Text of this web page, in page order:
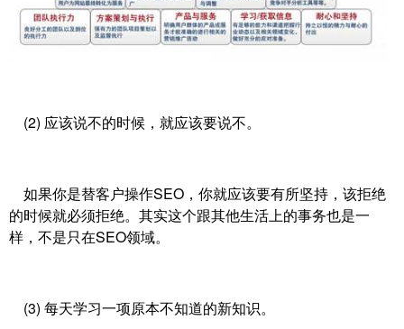
(2) 应该说不的时候，就应该要说不。
如果你是替客户操作SEO，你就应该要有所坚持，该拒绝
的时候就必须拒绝。其实这个跟其他生活上的事务也是一
样，不是只在SEO领域。
(3) 每天学习一项原本不知道的新知识。